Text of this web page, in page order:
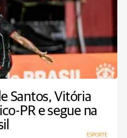
Santos, Vitória
PR e segue na
ESPORTE